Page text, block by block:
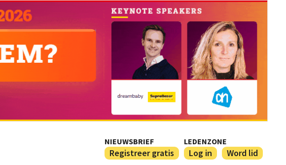
NIEUWSBRIEF
Registreer gratis
LEDENZONE
Log in Word lid